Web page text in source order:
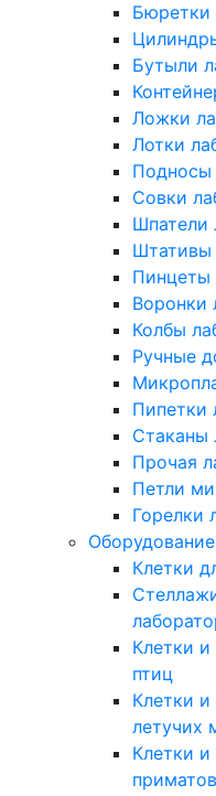
Бюретки
Бутыли
Ложки
Лотки
Подносы
Совки
Шпатели
Штативы
Пинцеты
Воронки
Колбы
Ручные
Пипетки
Стаканы
Прочая
Петли
Горелки
Клетки
Клетки
птиц
Клетки
летучих
Клетки
приматов